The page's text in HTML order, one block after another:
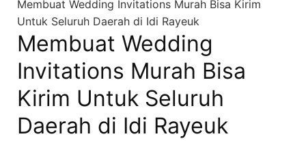
Membuat Wedding Invitations Murah Bisa Kirim
Untuk Seluruh Daerah di Idi Rayeuk
Membuat Wedding
Invitations Murah Bisa
Kirim Untuk Seluruh
Daerah di Idi Rayeuk